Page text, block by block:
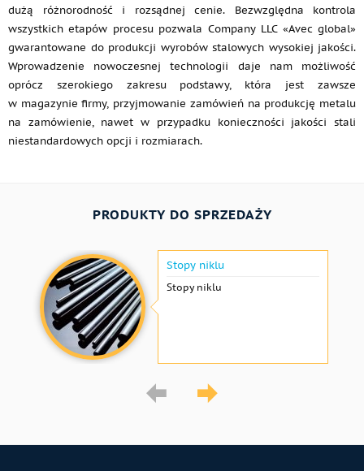
dużą różnorodność i rozsądnej cenie. Bezwzględna kontrola
wszystkich etapów procesu pozwala Company LLC «Avec global»
gwarantowane do produkcji wyrobów stalowych wysokiej jakości.
Wprowadzenie nowoczesnej technologii daje nam możliwość
oprócz szerokiego zakresu podstawy, która jest zawsze
w magazynie firmy, przyjmowanie zamówień na produkcję metalu
na zamówienie, nawet w przypadku konieczności jakości stali
niestandardowych opcji i rozmiarach.
PRODUKTY DO SPRZEDAŻY
Stopy niklu
Stopy niklu